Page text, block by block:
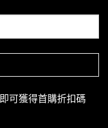
可獲得首購折扣碼